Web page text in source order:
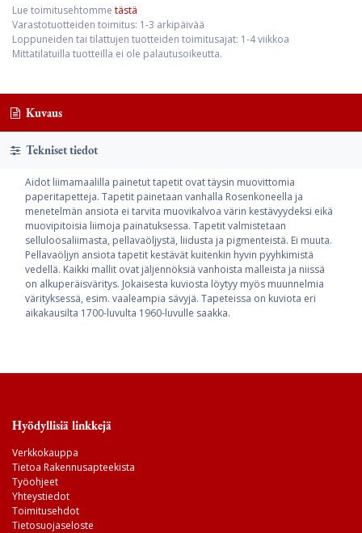
Lue toimitusehtomme tästä
Varastotuotteiden toimitus: 1-3 arkipäivää
Loppuneiden tai tilattujen tuotteiden toimitusajat: 1-4 viikkoa
Mittatilatuilla tuotteilla ei ole palautusoikeutta.
Kuvaus
Tekniset tiedot
Aidot liimamaalilla painetut tapetit ovat täysin muovittomia
paperitapetteja. Tapetit painetaan vanhalla Rosenkoneella ja
menetelmän ansiota ei tarvita muovikalvoa värin kestävyydeksi eikä
muovipitoisia liimoja painatuksessa. Tapetit valmistetaan
selluloosaliimasta, pellavaöljystä, liidusta ja pigmenteistä. Ei muuta.
Pellavaöljyn ansiota tapetit kestävät kuitenkin hyvin pyyhkimistä
vedellä. Kaikki mallit ovat jäljennöksiä vanhoista malleista ja niissä
on alkuperäisväritys. Jokaisesta kuviosta löytyy myös muunnelmia
värityksessä, esim. vaaleampia sävyjä. Tapeteissa on kuviota eri
aikakausilta 1700-luvulta 1960-luvulle saakka.
Hyödyllisiä linkkejä
Verkkokauppa
Tietoa Rakennusapteekista
Työohjeet
Yhteystiedot
Toimitusehdot
Tietosuojaseloste